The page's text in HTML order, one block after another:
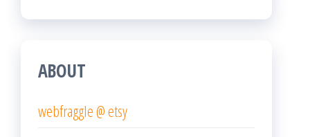
ABOUT
webfraggle @ etsy